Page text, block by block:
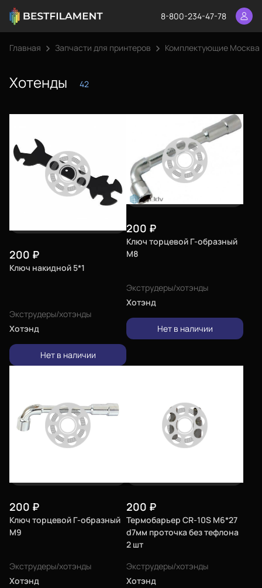
8-800-234-47-78
Главная Запчасти для принтеров Комплектующие Москва
Хотенды 42
200 ₽
Ключ накидной 5*1
Экструдеры/хотэнды
Хотэнд
Нет в наличии
200 ₽
Ключ торцевой Г-образный
М8
Экструдеры/хотэнды
Хотэнд
Нет в наличии
200 ₽
Ключ торцевой Г-образный
М9
Экструдеры/хотэнды
Хотэнд
200 ₽
Термобарьер CR-10S M6*27
d7мм проточка без тефлона
2 шт
Экструдеры/хотэнды
Хотэнд